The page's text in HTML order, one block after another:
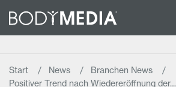
Start News
Branchen News
Positiver Trend nach Wiedereröffnung der…